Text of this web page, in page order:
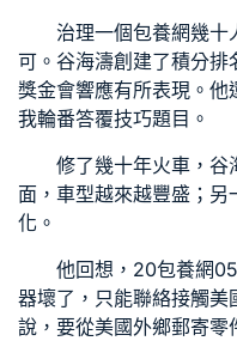
治理一個包養網幾十
可。谷海濤創建了積分
獎金會響應有所表現。
我輪番答覆技巧題目。
修了幾十年火車，谷
面，車型越來越豐盛；
化。
他回想，20包養網
器壞了，只能聯絡接觸美
說，要從美國外鄉郵寄